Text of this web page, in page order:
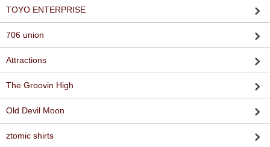
TOYO ENTERPRISE
706 union
Attractions
The Groovin High
Old Devil Moon
ztomic shirts